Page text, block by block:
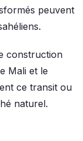
peuvent
construction
Mali et le
ce transit ou
naturel.